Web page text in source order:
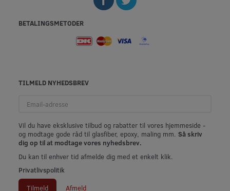
BETALINGSMETODER
TILMELD NYHEDSBREV
adresse
Vil du have eksklusive tilbud og rabatter til vores hjemmeside -
og modtage gode råd til glasfiber, epoxy, maling mm. Så skriv
dig op til at modtage vores nyhedsbrev.
Du kan til enhver tid afmelde dig med et enkelt klik.
Privatlivspolitik
Tilmeld Afmeld